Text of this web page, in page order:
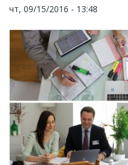
чт, 09/15/2016 - 13:48